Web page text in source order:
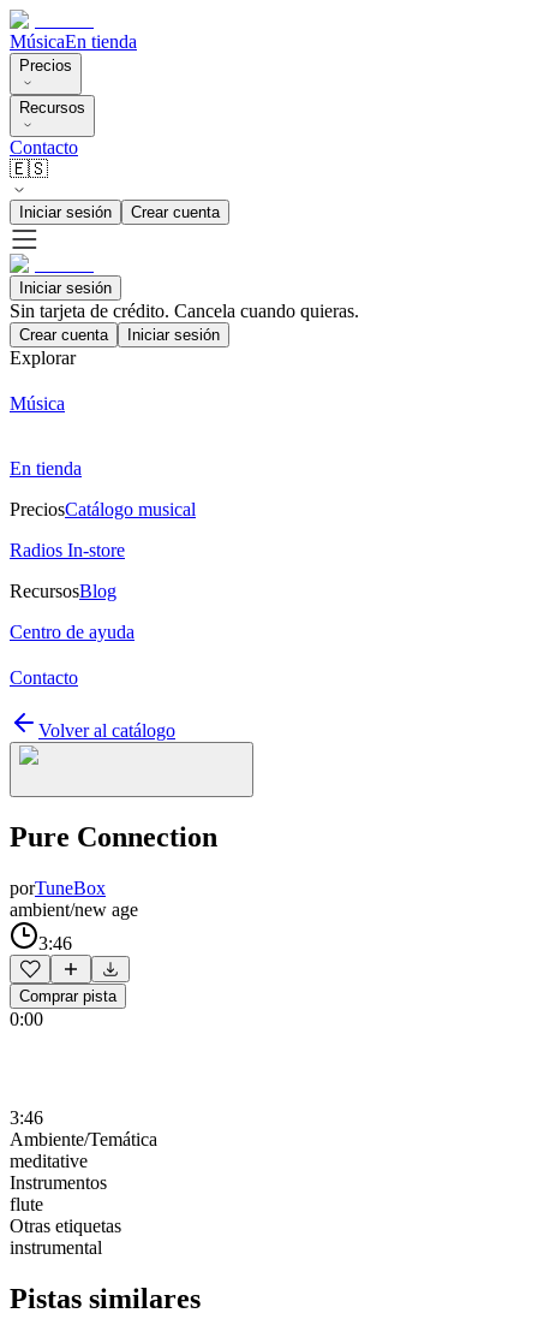
MúsicaEn tienda
Precios
Recursos
Contacto
🇪🇸
Iniciar sesión Crear cuenta
Iniciar sesión
Sin tarjeta de crédito. Cancela cuando quieras.
Crear cuenta Iniciar sesión
Explorar
Música
En tienda
PreciosCatálogo musical
Radios In-store
RecursosBlog
Centro de ayuda
Contacto
Volver al catálogo
Pure Connection
porTuneBox
ambient/new age
3:46
Comprar pista
0:00
3:46
Ambiente/Temática
meditative
Instrumentos
flute
Otras etiquetas
instrumental
Pistas similares